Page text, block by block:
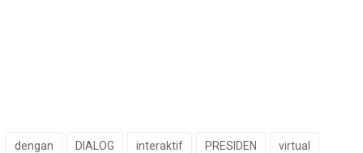
dengan DIALOG interaktif PRESIDEN virtual